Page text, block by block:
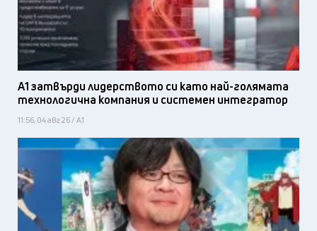
А1 затвърди лидерството си като най-голямата
технологична компания и системен интегратор
11:56, 04 авг 26 / А1